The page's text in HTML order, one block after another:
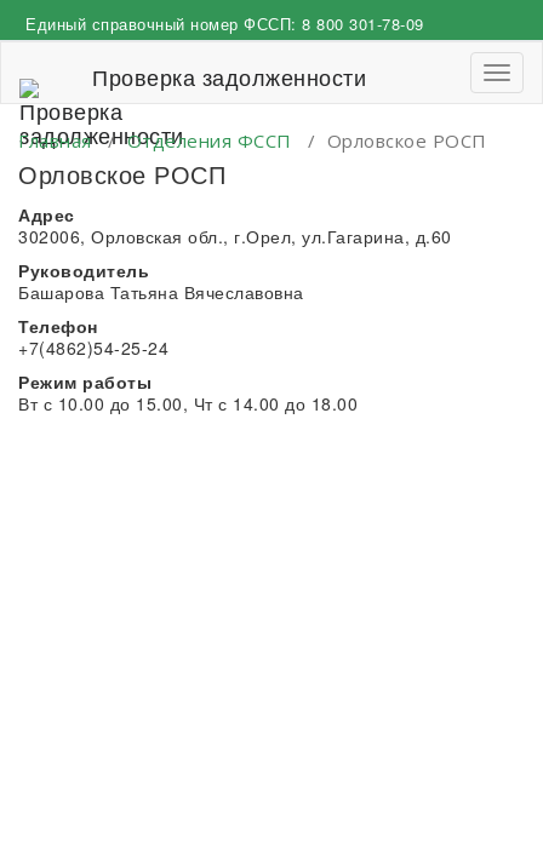
к
Единый справочный номер ФССП: 8 800 301-78-09
Проверка задолженности
Главная/Отделения ФССП / Орловское РОСП
Орловское РОСП
Адрес
302006, Орловская обл., г.Орел, ул.Гагарина, д.60
Руководитель
Башарова Татьяна Вячеславовна
Телефон
+7(4862)54-25-24
Режим работы
Вт с 10.00 до 15.00, Чт с 14.00 до 18.00